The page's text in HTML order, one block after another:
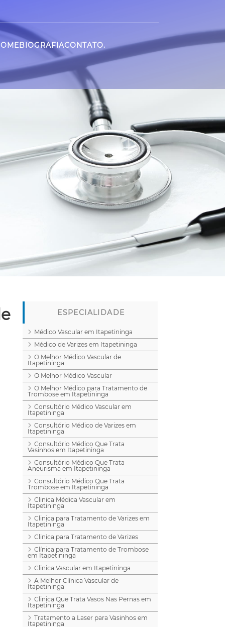
BIOGRAFIACONTATO.
ESPECIALIDADE
Médico Vascular em Itapetininga
Médico de Varizes em Itapetininga
O Melhor Médico Vascular de
Itapetininga
O Melhor Médico Vascular
O Melhor Médico para Tratamento de
Trombose em Itapetininga
Consultório Médico Vascular em
Itapetininga
Consultório Médico de Varizes em
Itapetininga
Consultório Médico Que Trata
Vasinhos em Itapetininga
Consultório Médico Que Trata
Aneurisma em Itapetininga
Consultório Médico Que Trata
Trombose em Itapetininga
Clinica Médica Vascular em
Itapetininga
Clinica para Tratamento de Varizes em
Itapetininga
Clinica para Tratamento de Varizes
Clínica para Tratamento de Trombose
em Itapetininga
Clinica Vascular em Itapetininga
A Melhor Clínica Vascular de
Itapetininga
Clinica Que Trata Vasos Nas Pernas em
Itapetininga
Tratamento a Laser para Vasinhos em
Itapetininga